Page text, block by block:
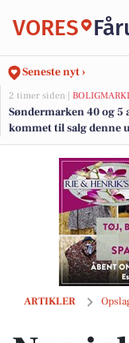
VORES
Seneste nyt ›
2 timer siden |
Søndermarken 40 og 5
kommet til salg denne
boligerne her.
ARTIKLER
Nye jakker og